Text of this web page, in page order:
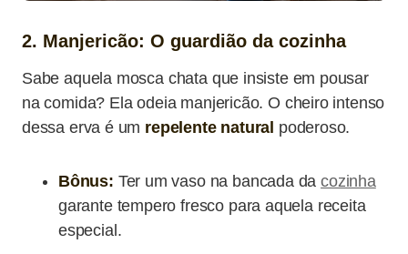
2. Manjericão: O guardião da cozinha
Sabe aquela mosca chata que insiste em pousar
na comida? Ela odeia manjericão. O cheiro intenso
dessa erva é um repelente natural poderoso.
Bônus: Ter um vaso na bancada dacozinha
garante tempero fresco para aquela receita
especial.